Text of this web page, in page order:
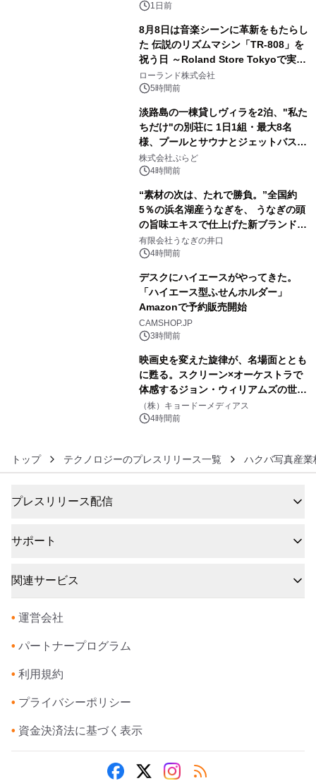
ボグッズも発売決定！
1日前
8月8日は音楽シーンに革新をもたらし
た 伝説のリズムマシン「TR-808」を
祝う日 ～Roland Store Tokyoで実機
を展示しての 記念キャンペーンを開
催 英国ラジオ「NTS」の 特別プログ
アーティストを フィーチャーしたアニ
メーションを公開～
ローランド株式会社
5時間前
淡路島の一棟貸しヴィラを2泊、"私た
ちだけ"の別荘に 1日1組・最大8名
様、プールとサウナとジェットバス付
きで Villa Mon Temps AWAJIの連泊
素泊りプラン
株式会社ぷらど
4時間前
“素材の次は、たれで勝負。”全国約
5％の浜名湖産うなぎを、 うなぎの頭
の旨味エキスで仕上げた新ブランド
「井口の誉」誕生
有限会社うなぎの井口
4時間前
デスクにハイエースがやってきた。
「ハイエース型ふせんホルダー」
Amazonで予約販売開始
CAMSHOP.JP
3時間前
映画史を変えた旋律が、名場面ととも
に甦る。スクリーン×オーケストラで
体感するジョン・ウィリアムズの世
界。ジョン・ウィリアムズ：シネマ・
スペクタキュラー・コンサート 開催決
（株）キョードーメディアス
4時間前
トップ テクノロジーのプレスリリース一覧 ハクバ写真産業
プレスリリース配信
サポート
関連サービス
• 運営会社
• パートナープログラム
• 利用規約
• プライバシーポリシー
• 資金決済法に基づく表示